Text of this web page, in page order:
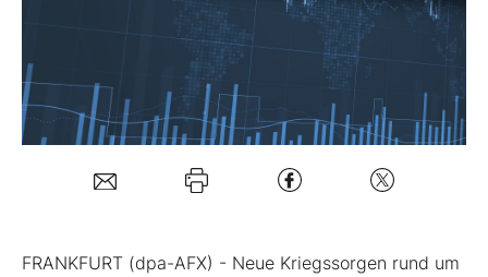
Mein Konto
Folgen Sie uns
Kontakt
FRANKFURT (dpa-AFX) - Neue Kriegssorgen rund um